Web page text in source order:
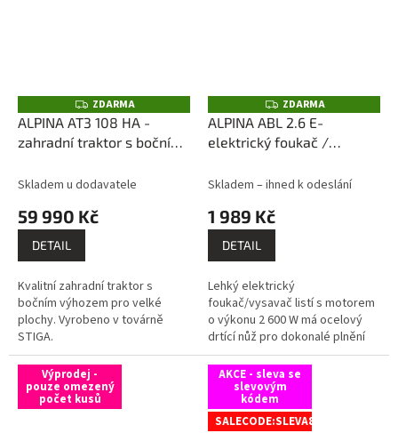
Z
D
A
R
ZDARMA
ALPINA AT3 108 HA -
zahradní traktor s bočním
sestavíme / zprovozníme
dopravou DHL + 1x olej
10W30, 1l
Skladem u dodavatele
59 990 Kč
DETAIL
Kvalitní zahradní traktor s
bočním výhozem pro velké
plochy. Vyrobeno v továrně
STIGA.
Z
D
A
R
ZDARMA
ALPINA ABL 2.6 E-
elektrický foukač /
Skladem – ihned k odeslání
1 989 Kč
DETAIL
Lehký elektrický
foukač/vysavač listí s motorem
o výkonu 2 600 W má ocelový
drtící nůž pro dokonalé plnění
vaku. Rychlost vzduch je plynule
měnitelná až do 330 km/h.
Hmotnost je...
Výprodej -
pouze omezený
počet kusů
AKCE - sleva se
slevovým
kódem
SALECODE:SLEVA8:8:%